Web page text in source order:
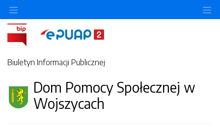
Biuletyn Informacji Publicznej
Dom Pomocy Społecznej w
Wojszycach